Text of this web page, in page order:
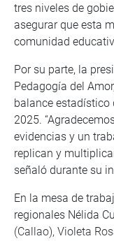
tres niveles de
asegurar que esta
comunidad
Por su parte, la
Pedagogía del
balance estadístico
2025.
evidencias y un
replican y
señaló durante su
En la mesa de
regionales Nélida
(Callao), Violeta